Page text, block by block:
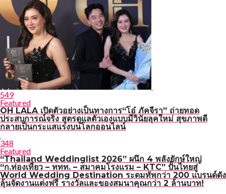
549
Featured
OH LALA เปิดตัวอย่างเป็นทางการ“โอ๋ ภัคจีรา” ถ่ายทอด
ประสบการณ์จริง สูตรดูแลตัวเองแบบมีวินัยลุคใหม่ สุขภาพดี
กลายเป็นกระแสแรงบนโลกออนไลน์
348
Featured
“Thailand Weddinglist 2026” ผนึก 4 พลังยักษ์ใหญ่
“ก.ท่องเที่ยว – ททท. – สมาคมโรงแรม – KTC” ปั้นไทยสู่
World Wedding Destination ระดมทัพกว่า 200 แบรนด์ดัง
ลุ้นจัดงานแต่งฟรี รางวัลและของสมนาคุณกว่า 2 ล้านบาท!